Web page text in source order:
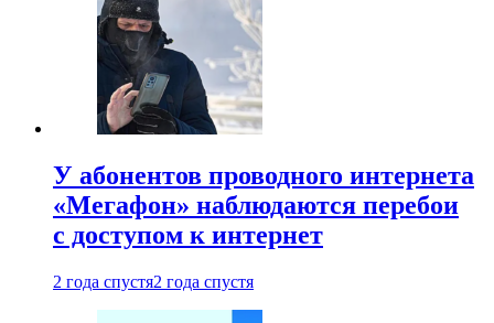
У абонентов проводного интернета
«Мегафон» наблюдаются перебои
с доступом к интернет
2 года спустя2 года спустя